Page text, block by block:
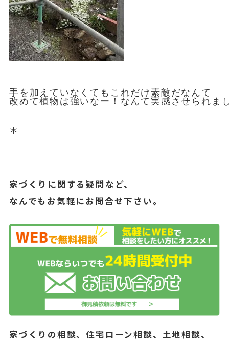
手を加えていなくてもこれだけ素敵だなんて
改めて植物は強いなー！なんて実感させられま
＊
家づくりに関する疑問など、
なんでもお気軽にお問合せ下さい。
家づくりの相談、住宅ローン相談、土地相談、